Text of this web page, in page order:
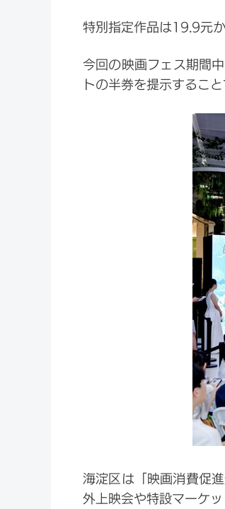
特別指定作品は19.9元
今回の映画フェス期間
トの半券を提示するこ
海淀区は「映画消費促
外上映会や特設マーケ